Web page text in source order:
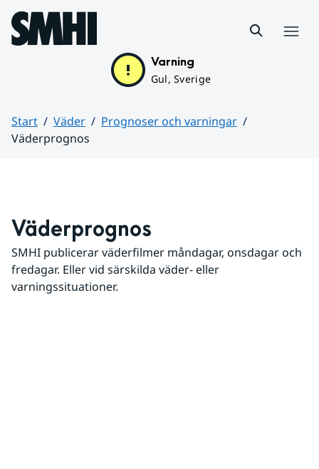
Hoppa till sidans innehåll
Varning
Gul, Sverige
Start Väder
Prognoser och varningar
Väderprognos
Väderprognos
SMHI publicerar väderfilmer måndagar, onsdagar och
fredagar. Eller vid särskilda väder- eller
varningssituationer.